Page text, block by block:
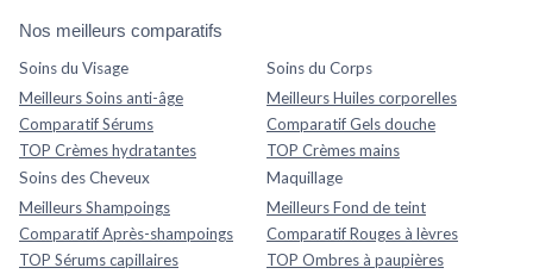
Nos meilleurs comparatifs
Soins du Visage
Meilleurs Soins anti-âge
Comparatif Sérums
TOP Crèmes hydratantes
Soins du Corps
Meilleurs Huiles corporelles
Comparatif Gels douche
TOP Crèmes mains
Soins des Cheveux
Meilleurs Shampoings
Comparatif Après-shampoings
TOP Sérums capillaires
Maquillage
Meilleurs Fond de teint
Comparatif Rouges à lèvres
TOP Ombres à paupières